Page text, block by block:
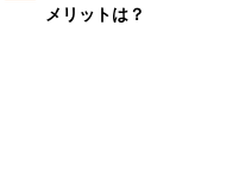
メリットは？